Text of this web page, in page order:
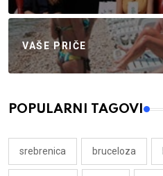
VAŠE PRIČE
POPULARNI TAGOVI
srebrenica bruceloza